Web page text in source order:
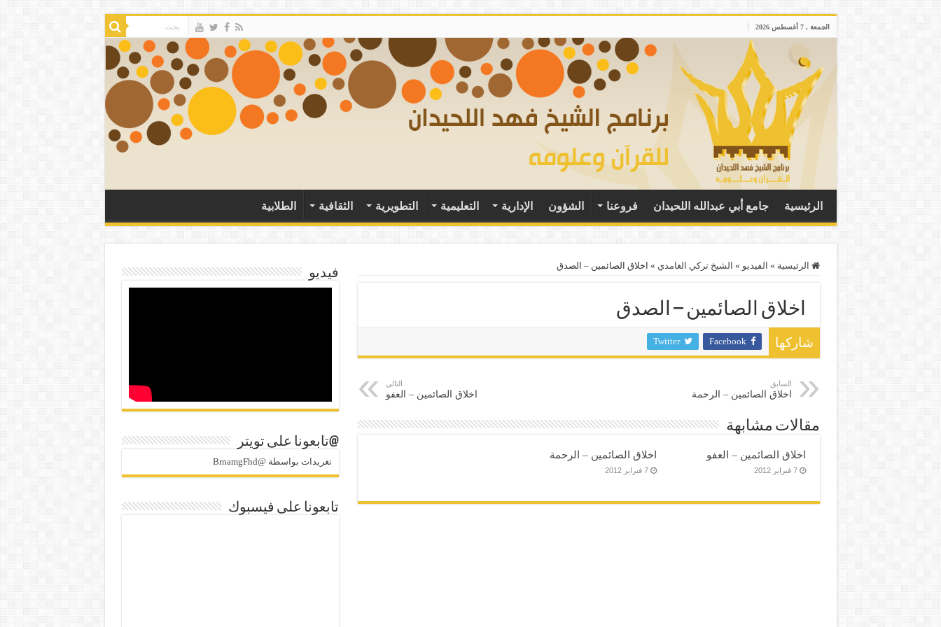
الجمعة , 7 أغسطس 2026
الرئيسية جامع أبي عبدالله اللحيدان فروعنا الشؤون الإدارية التعليمية التطويرية الثقافية الطلابية
الرئيسية » الفيديو » الشيخ تركي الغامدي » اخلاق الصائمين – الصدق
اخلاق الصائمين – الصدق
شاركها Facebook
Twitter
السابق
اخلاق الصائمين – الرحمة
التالي
اخلاق الصائمين – العفو
مقالات مشابهة
اخلاق الصائمين – العفو
7 فبراير 2012
اخلاق الصائمين – الرحمة
7 فبراير 2012
فيديو
@تابعونا على تويتر
تغريدات بواسطة @BrnamgFhd
تابعونا على فيسبوك